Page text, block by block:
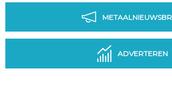
ADVERTEREN